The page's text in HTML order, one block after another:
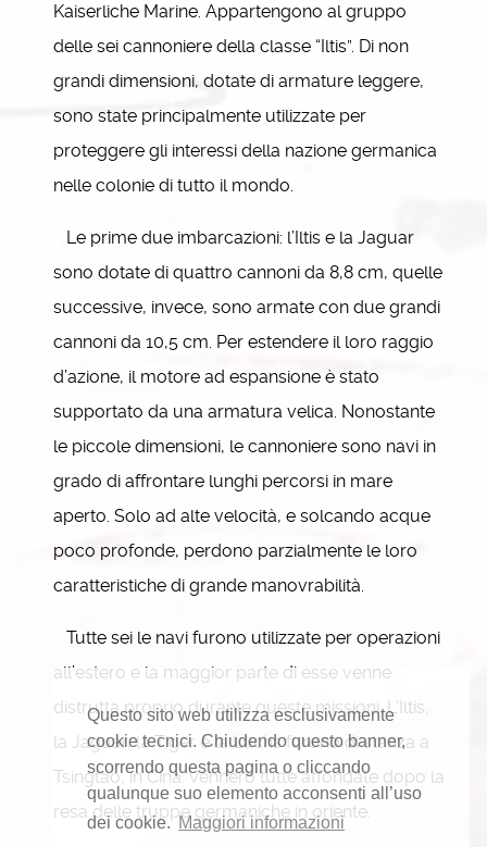
Questo sito web utilizza esclusivamente
cookie tecnici. Chiudendo questo banner,
scorrendo questa pagina o cliccando
qualunque suo elemento acconsenti all’uso
dei cookie. Maggiori informazioni
Kaiserliche Marine. Appartengono al gruppo
delle sei cannoniere della classe “Iltis”. Di non
grandi dimensioni, dotate di armature leggere,
sono state principalmente utilizzate per
proteggere gli interessi della nazione germanica
nelle colonie di tutto il mondo.
Le prime due imbarcazioni: l’Iltis e la Jaguar
sono dotate di quattro cannoni da 8,8 cm, quelle
successive, invece, sono armate con due grandi
cannoni da 10,5 cm. Per estendere il loro raggio
d’azione, il motore ad espansione è stato
supportato da una armatura velica. Nonostante
le piccole dimensioni, le cannoniere sono navi in
grado di affrontare lunghi percorsi in mare
aperto. Solo ad alte velocità, e solcando acque
poco profonde, perdono parzialmente le loro
caratteristiche di grande manovrabilità.
Tutte sei le navi furono utilizzate per operazioni
all’estero e la maggior parte di esse venne
distrutta proprio durante queste missioni. L’Iltis,
la Jaguar, la Tiger e la Luchs furono di stanza a
Tsingtao, in Cina. Vennero tutte affondate dopo la
resa delle truppe germaniche in oriente.